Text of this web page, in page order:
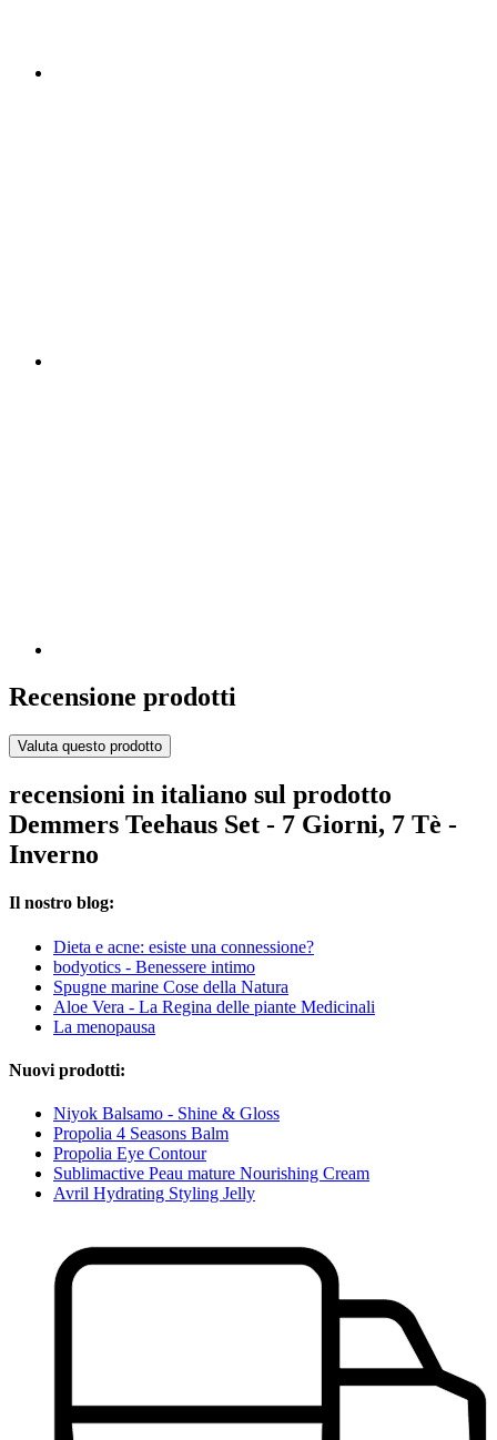
Recensione prodotti
Valuta questo prodotto
recensioni in italiano sul prodotto
Demmers Teehaus Set - 7 Giorni, 7 Tè -
Inverno
Il nostro blog:
Dieta e acne: esiste una connessione?
bodyotics - Benessere intimo
Spugne marine Cose della Natura
Aloe Vera - La Regina delle piante Medicinali
La menopausa
Nuovi prodotti:
Niyok Balsamo - Shine & Gloss
Propolia 4 Seasons Balm
Propolia Eye Contour
Sublimactive Peau mature Nourishing Cream
Avril Hydrating Styling Jelly